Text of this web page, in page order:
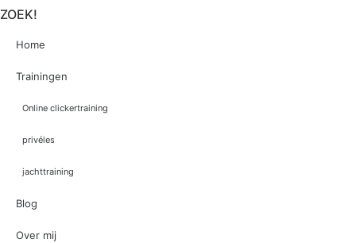
ZOEK!
Home
Trainingen
Online clickertraining
privéles
jachttraining
Blog
Over mij